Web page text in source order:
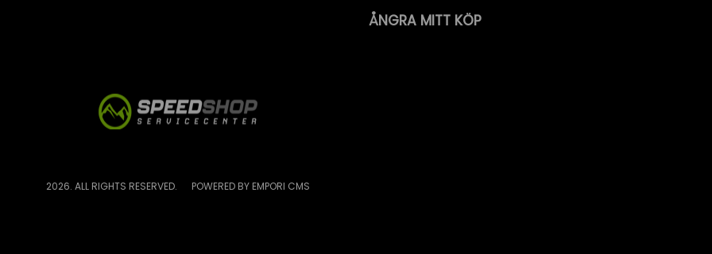
ÅNGRA MITT KÖP
2026. ALL RIGHTS RESERVED. POWERED BY EMPORI CMS